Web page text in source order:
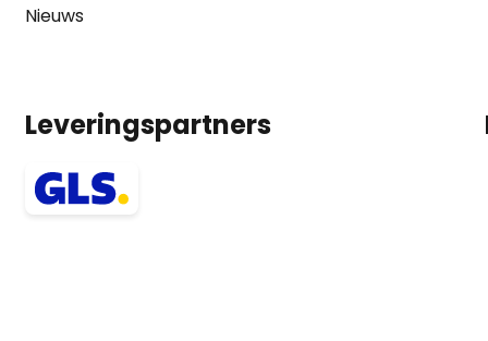
Nieuws
Leveringspartners